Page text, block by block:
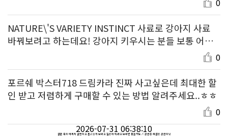
0
NATURE\'S VARIETY INSTINCT 사료로 강아지 사료
바꿔보려고 하는데요! 강아지 키우시는 분들 보통 어떤
0
포르쉐 박스터718 드림카라 진짜 사고싶은데 최대한 할
인 받고 저렴하게 구매할 수 있는 방법 알려주세요..ㅎㅎ
0
2026-07-31 06:38:10
결혼 축하 메세지 깔끔하고 센스있게 보내고 싶은데 뭐라고 보내면 좋을까요..? : 궁금증 해결은 궁금하넷